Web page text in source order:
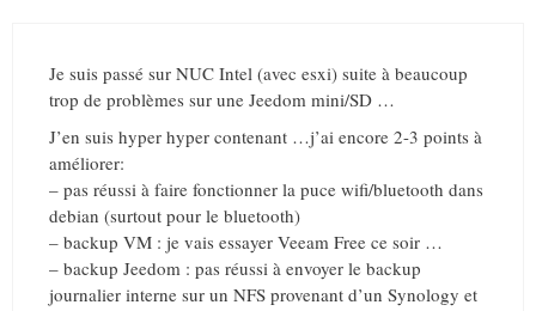
Je suis passé sur NUC Intel (avec esxi) suite à beaucoup
trop de problèmes sur une Jeedom mini/SD …
J’en suis hyper hyper contenant …j’ai encore 2-3 points à
améliorer:
– pas réussi à faire fonctionner la puce wifi/bluetooth dans
debian (surtout pour le bluetooth)
– backup VM : je vais essayer Veeam Free ce soir …
– backup Jeedom : pas réussi à envoyer le backup
journalier interne sur un NFS provenant d’un Synology et